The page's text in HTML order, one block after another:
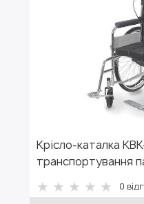
Крісло-каталка
транспортування
0